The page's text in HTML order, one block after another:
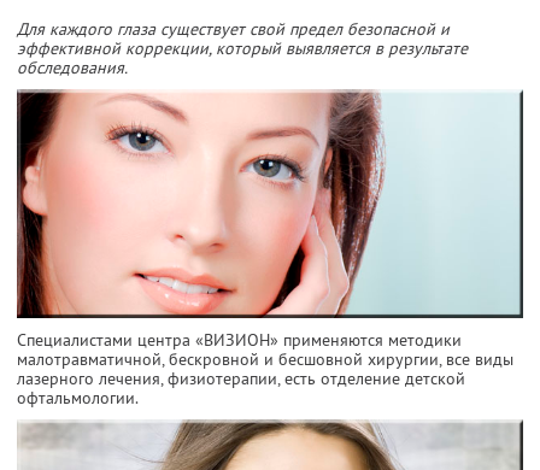
Для каждого глаза существует свой предел безопасной и
эффективной коррекции, который выявляется в результате
обследования.
Специалистами центра «ВИЗИОН» применяются методики
малотравматичной, бескровной и бесшовной хирургии, все виды
лазерного лечения, физиотерапии, есть отделение детской
офтальмологии.